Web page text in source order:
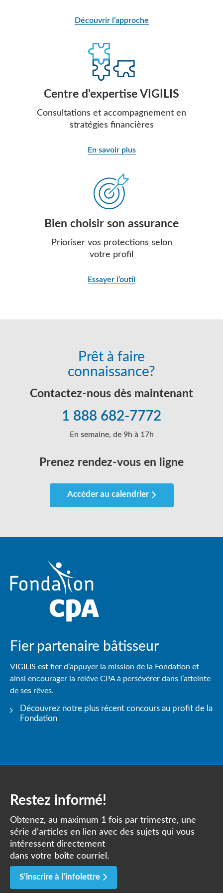
Découvrir l’approche
Centre d’expertise VIGILIS
Consultations et accompagnement en
stratégies financières
En savoir plus
Bien choisir son assurance
Prioriser vos protections selon
votre profil
Essayer l’outil
Prêt à faire
connaissance?
Contactez-nous dès maintenant
1 888 682-7772
En semaine, de 9h à 17h
Prenez rendez-vous en ligne
Accéder au calendrier
Fier partenaire bâtisseur
VIGILIS est fier d’appuyer la mission de la Fondation et
ainsi encourager la relève CPA à persévérer dans l’atteinte
de ses rêves.
Découvrez notre plus récent concours au profit de la
Fondation
Restez informé!
Obtenez, au maximum 1 fois par trimestre, une
série d’articles en lien avec des sujets qui vous
intéressent directement
dans votre boîte courriel.
S’inscrire à l’infolettre